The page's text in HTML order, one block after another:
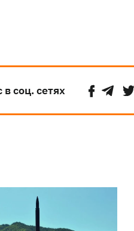
соц. сетях